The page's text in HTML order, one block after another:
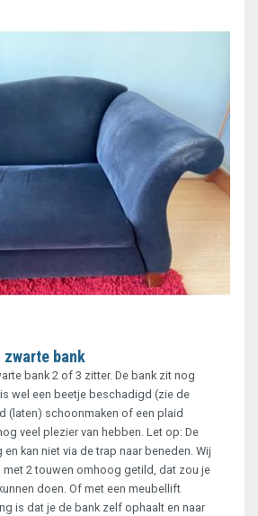
bank
bank 2 of 3 zitter. De bank zit nog
wel een beetje beschadigd (zie de
(laten) schoonmaken of een plaid
veel plezier van hebben. Let op: De
kan niet via de trap naar beneden. Wij
met 2 touwen omhoog getild, dat zou je
doen. Of met een meubellift
is dat je de bank zelf ophaalt en naar